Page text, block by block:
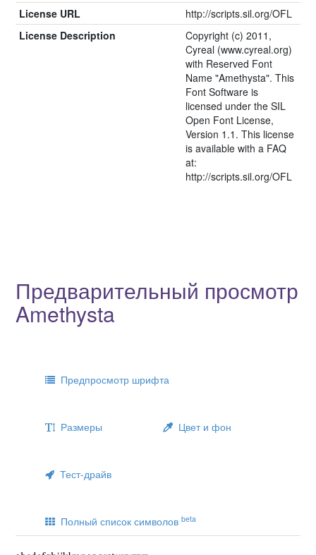
License URL
http://scripts.sil.org/OFL
License Description
Copyright (c) 2011,
Cyreal (www.cyreal.org)
with Reserved Font
Name "Amethysta". This
Font Software is
licensed under the SIL
Open Font License,
Version 1.1. This license
is available with a FAQ
at:
http://scripts.sil.org/OFL
Предварительный просмотр
Amethysta
Предпросмотр шрифта
Размеры Цвет и фон
Тест-драйв
Полный список символов beta